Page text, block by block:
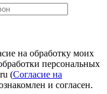
на обработку моих
персональных
(Согласие на
и согласен.